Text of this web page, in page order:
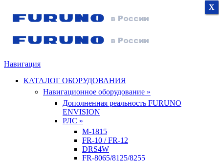
Навигация
КАТАЛОГ ОБОРУДОВАНИЯ
Навигационное оборудование »
Дополненная реальность FURUNO
ENVISION
РЛС »
M-1815
FR-10 / FR-12
DRS4W
FR-8065/8125/8255
X
X
X